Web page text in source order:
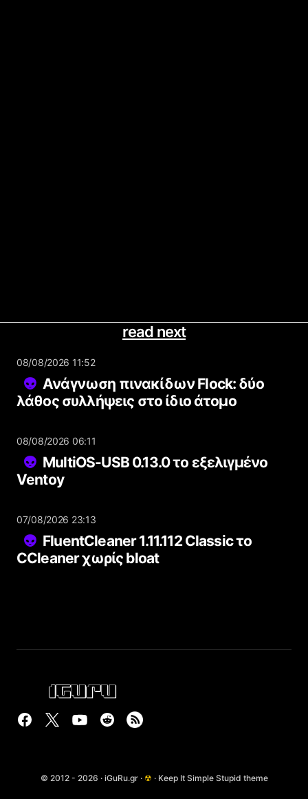
read next
08/08/2026 11:52
Ανάγνωση πινακίδων Flock: δύο
λάθος συλλήψεις στο ίδιο άτομο
08/08/2026 06:11
MultiOS-USB 0.13.0 το εξελιγμένο
Ventoy
07/08/2026 23:13
FluentCleaner 1.11.112 Classic το
CCleaner χωρίς bloat
© 2012 - 2026 · iGuRu.gr · ☢ · Keep It Simple Stupid theme